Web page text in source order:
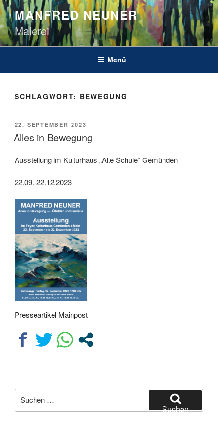
Zum
Inhalt
springen
MANFRED NEUNER
Malerei
Menü
SCHLAGWORT: BEWEGUNG
VERÖFFENTLICHT
AM
22. SEPTEMBER 2023
Alles in Bewegung
Ausstellung im Kulturhaus „Alte Schule“ Gemünden
22.09.-22.12.2023
Presseartikel Mainpost
nach:
Suchen